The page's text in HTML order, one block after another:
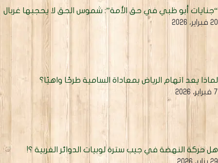
أبو ظبي في حق الأمة”: شموس الحق لا يحجبها غربال
2026
يعد اتهام الرياض بمعاداة السامية طرحًا واهيًا؟
2026
حركة النهضة في جيب سترة لوبيات الدوائر الغربية ؟!